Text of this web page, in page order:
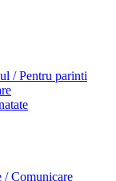
/ Pentru parinti
/ Comunicare